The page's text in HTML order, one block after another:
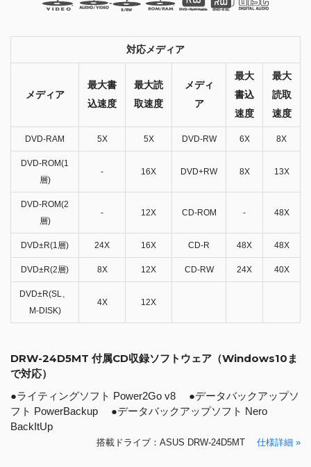
対応メディア
メディア
最大書
込速度
最大読
取速度
メディ
ア
最大
書込
速度
最大
読取
速度
DVD-RAM 5X 5X DVD-RW 6X 8X
DVD-ROM(1
層)
- 16X DVD+RW 8X 13X
DVD-ROM(2
層)
- 12X CD-ROM - 48X
DVD±R(1層) 24X 16X CD-R 48X 48X
DVD±R(2層) 8X 12X CD-RW 24X 40X
DVD±R(SL、
M-DISK)
4X 12X
DRW-24D5MT 付属CD収録ソフトウェア（Windows10ま
で対応）
●ライティングソフト Power2Go v8 ●データバックアップソ
フト PowerBackup ●データバックアップソフト Nero
BackItUp
搭載ドライブ：ASUS DRW-24D5MT 仕様詳細 »